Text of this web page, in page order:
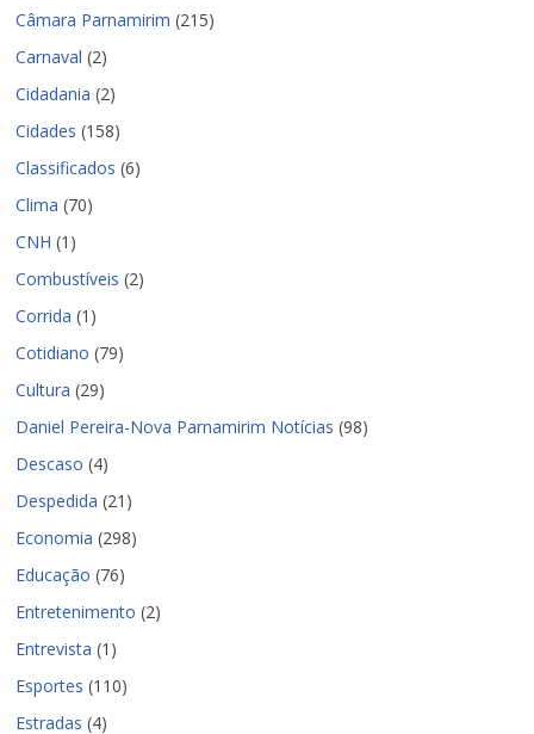
Câmara Parnamirim (215)
Carnaval (2)
Cidadania (2)
Cidades (158)
Classificados (6)
Clima (70)
CNH (1)
Combustíveis (2)
Corrida (1)
Cotidiano (79)
Cultura (29)
Daniel Pereira-Nova Parnamirim Notícias (98)
Descaso (4)
Despedida (21)
Economia (298)
Educação (76)
Entretenimento (2)
Entrevista (1)
Esportes (110)
Estradas (4)